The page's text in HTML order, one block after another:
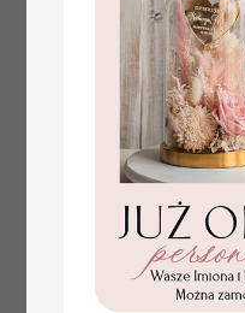
tłoczone winietki ślubne,
ślubne wizytówki winietki
na stół weselny, złote
lub srebrne napisy
tłoczone kwiaty na
winietkach ślubnych